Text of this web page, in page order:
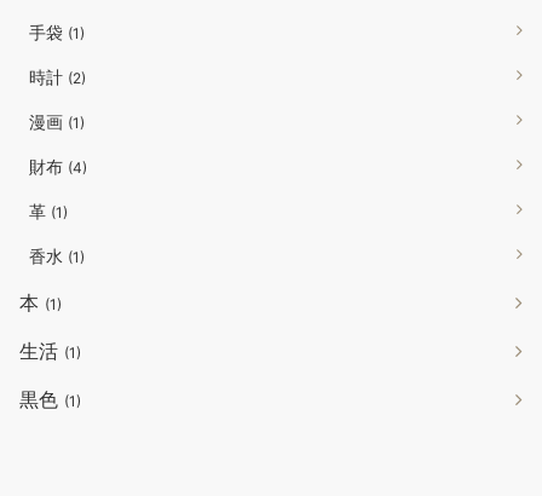
手袋 (1)
時計 (2)
漫画 (1)
財布 (4)
革 (1)
香水 (1)
本 (1)
生活 (1)
黒色 (1)